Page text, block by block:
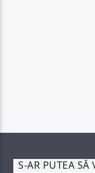
S-AR PUTEA SĂ